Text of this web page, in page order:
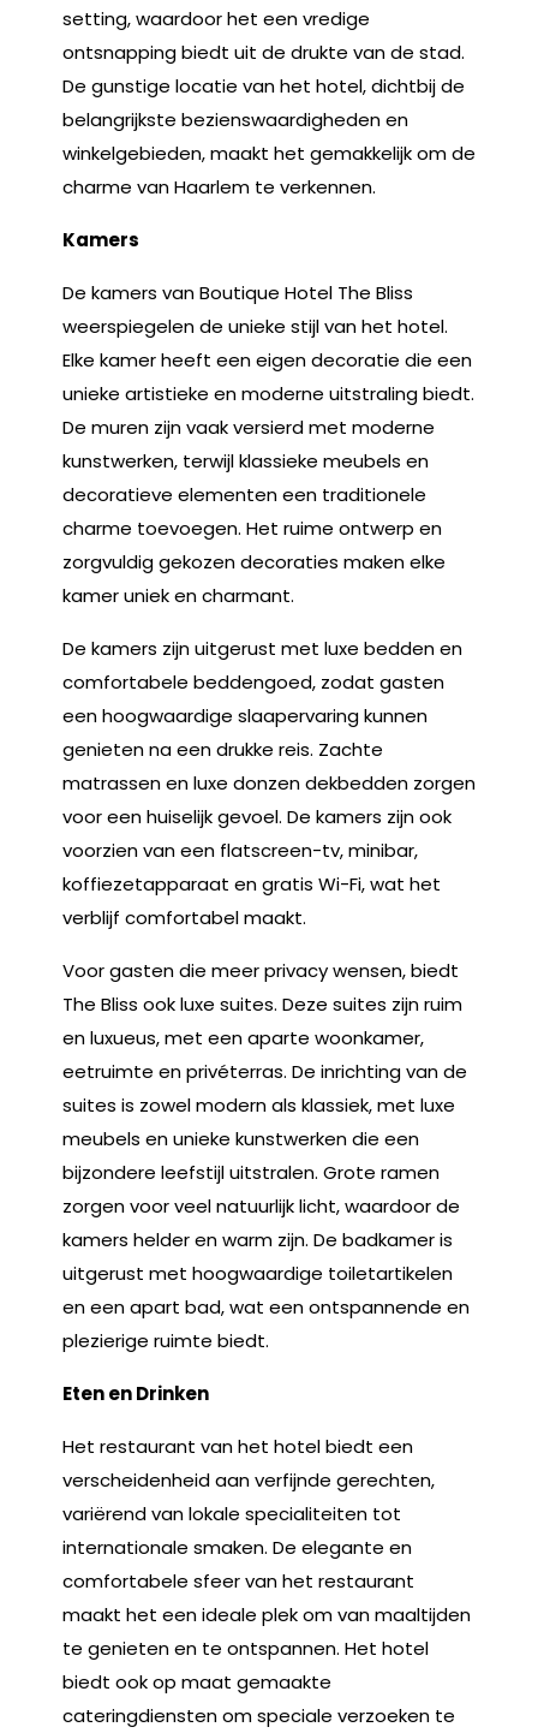
setting, waardoor het een vredige
ontsnapping biedt uit de drukte van de stad.
De gunstige locatie van het hotel, dichtbij de
belangrijkste bezienswaardigheden en
winkelgebieden, maakt het gemakkelijk om de
charme van Haarlem te verkennen.
Kamers
De kamers van Boutique Hotel The Bliss
weerspiegelen de unieke stijl van het hotel.
Elke kamer heeft een eigen decoratie die een
unieke artistieke en moderne uitstraling biedt.
De muren zijn vaak versierd met moderne
kunstwerken, terwijl klassieke meubels en
decoratieve elementen een traditionele
charme toevoegen. Het ruime ontwerp en
zorgvuldig gekozen decoraties maken elke
kamer uniek en charmant.
De kamers zijn uitgerust met luxe bedden en
comfortabele beddengoed, zodat gasten
een hoogwaardige slaapervaring kunnen
genieten na een drukke reis. Zachte
matrassen en luxe donzen dekbedden zorgen
voor een huiselijk gevoel. De kamers zijn ook
voorzien van een flatscreen-tv, minibar,
koffiezetapparaat en gratis Wi-Fi, wat het
verblijf comfortabel maakt.
Voor gasten die meer privacy wensen, biedt
The Bliss ook luxe suites. Deze suites zijn ruim
en luxueus, met een aparte woonkamer,
eetruimte en privéterras. De inrichting van de
suites is zowel modern als klassiek, met luxe
meubels en unieke kunstwerken die een
bijzondere leefstijl uitstralen. Grote ramen
zorgen voor veel natuurlijk licht, waardoor de
kamers helder en warm zijn. De badkamer is
uitgerust met hoogwaardige toiletartikelen
en een apart bad, wat een ontspannende en
plezierige ruimte biedt.
Eten en Drinken
Het restaurant van het hotel biedt een
verscheidenheid aan verfijnde gerechten,
variërend van lokale specialiteiten tot
internationale smaken. De elegante en
comfortabele sfeer van het restaurant
maakt het een ideale plek om van maaltijden
te genieten en te ontspannen. Het hotel
biedt ook op maat gemaakte
cateringdiensten om speciale verzoeken te